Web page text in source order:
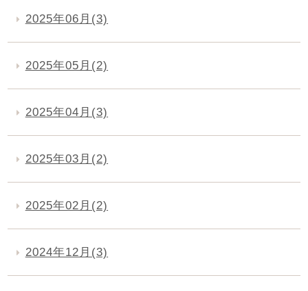
2025年06月(3)
2025年05月(2)
2025年04月(3)
2025年03月(2)
2025年02月(2)
2024年12月(3)